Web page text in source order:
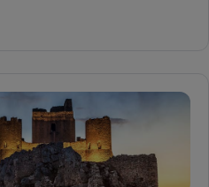
cosa vedere e dove andare